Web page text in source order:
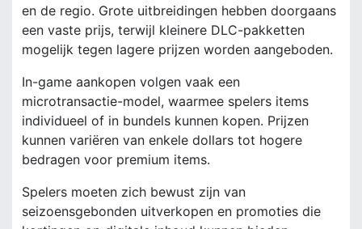
en de regio. Grote uitbreidingen hebben doorgaans
een vaste prijs, terwijl kleinere DLC-pakketten
mogelijk tegen lagere prijzen worden aangeboden.
In-game aankopen volgen vaak een
microtransactie-model, waarmee spelers items
individueel of in bundels kunnen kopen. Prijzen
kunnen variëren van enkele dollars tot hogere
bedragen voor premium items.
Spelers moeten zich bewust zijn van
seizoensgebonden uitverkopen en promoties die